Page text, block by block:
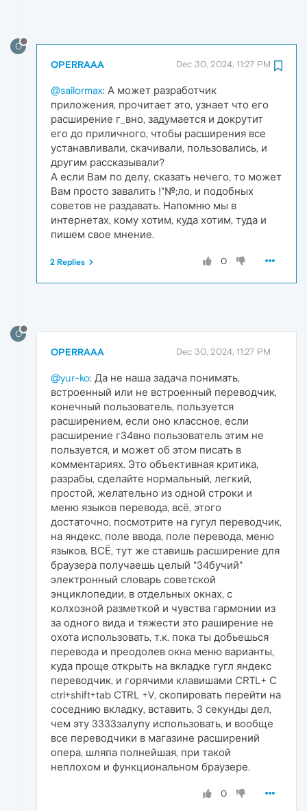
O
OPERRAAA Dec 30, 2024, 11:27 PM
@sailormax: А может разработчик
приложения, прочитает это, узнает что его
расширение г_вно, задумается и докрутит
его до приличного, чтобы расширения все
устанавливали, скачивали, пользовались, и
другим рассказывали?
А если Вам по делу, сказать нечего, то может
Вам просто завалить !"№;ло, и подобных
советов не раздавать. Напомню мы в
интернетах, кому хотим, куда хотим, туда и
пишем свое мнение.
0
2 Replies
O
OPERRAAA Dec 30, 2024, 11:27 PM
@yur-ko: Да не наша задача понимать,
встроенный или не встроенный переводчик,
конечный пользователь, пользуется
расширением, если оно классное, если
расширение г34вно пользователь этим не
пользуется, и может об этом писать в
комментариях. Это объективная критика,
разрабы, сделайте нормальный, легкий,
простой, желательно из одной строки и
меню языков перевода, всё, этого
достаточно, посмотрите на гугул переводчик,
на яндекс, поле ввода, поле перевода, меню
языков, ВСЁ, тут же ставишь расширение для
браузера получаешь целый "34бучий"
электронный словарь советской
энциклопедии, в отдельных окнах, с
колхозной разметкой и чувства гармонии из
за одного вида и тяжести это раширение не
охота использовать, т.к. пока ты добьешься
перевода и преодолев окна меню варианты,
куда проще открыть на вкладке гугл яндекс
переводчик, и горячими клавишами CRTL+ C
ctrl+shift+tab CTRL +V, скопировать перейти на
соседнию вкладку, вставить, 3 секунды дел,
чем эту 3333залупу использовать, и вообще
все переводчики в магазине расширений
опера, шляпа полнейшая, при такой
неплохом и функциональном браузере.
0